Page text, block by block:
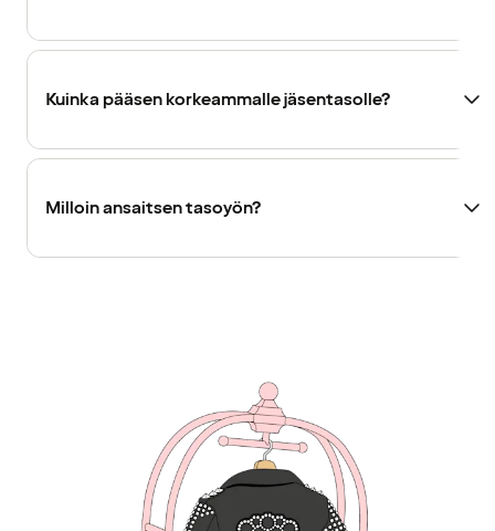
Kuinka pääsen korkeammalle jäsentasolle?
Milloin ansaitsen tasoyön?